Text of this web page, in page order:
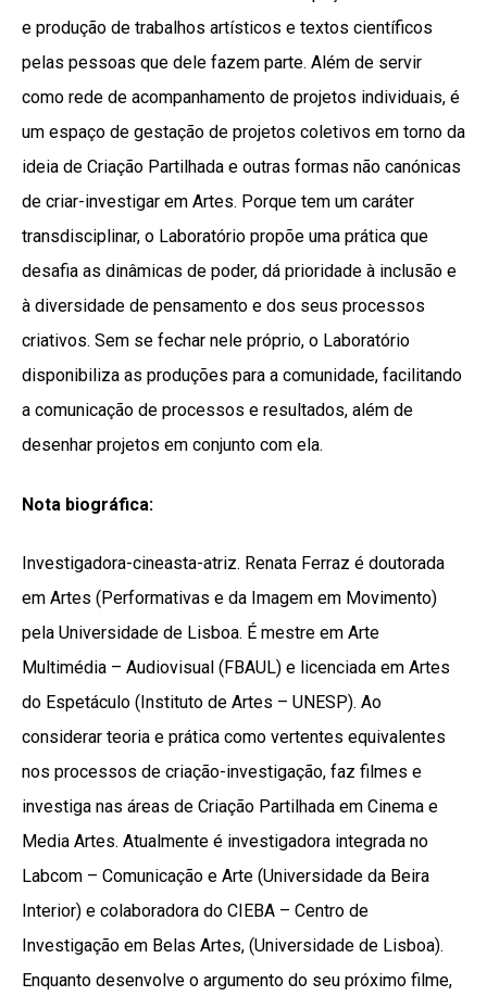
e produção de trabalhos artísticos e textos científicos
pelas pessoas que dele fazem parte. Além de servir
como rede de acompanhamento de projetos individuais, é
um espaço de gestação de projetos coletivos em torno da
ideia de Criação Partilhada e outras formas não canónicas
de criar-investigar em Artes. Porque tem um caráter
transdisciplinar, o Laboratório propõe uma prática que
desafia as dinâmicas de poder, dá prioridade à inclusão e
à diversidade de pensamento e dos seus processos
criativos. Sem se fechar nele próprio, o Laboratório
disponibiliza as produções para a comunidade, facilitando
a comunicação de processos e resultados, além de
desenhar projetos em conjunto com ela.
Nota biográfica:
Investigadora-cineasta-atriz. Renata Ferraz é doutorada
em Artes (Performativas e da Imagem em Movimento)
pela Universidade de Lisboa. É mestre em Arte
Multimédia – Audiovisual (FBAUL) e licenciada em Artes
do Espetáculo (Instituto de Artes – UNESP). Ao
considerar teoria e prática como vertentes equivalentes
nos processos de criação-investigação, faz filmes e
investiga nas áreas de Criação Partilhada em Cinema e
Media Artes. Atualmente é investigadora integrada no
Labcom – Comunicação e Arte (Universidade da Beira
Interior) e colaboradora do CIEBA – Centro de
Investigação em Belas Artes, (Universidade de Lisboa).
Enquanto desenvolve o argumento do seu próximo filme,